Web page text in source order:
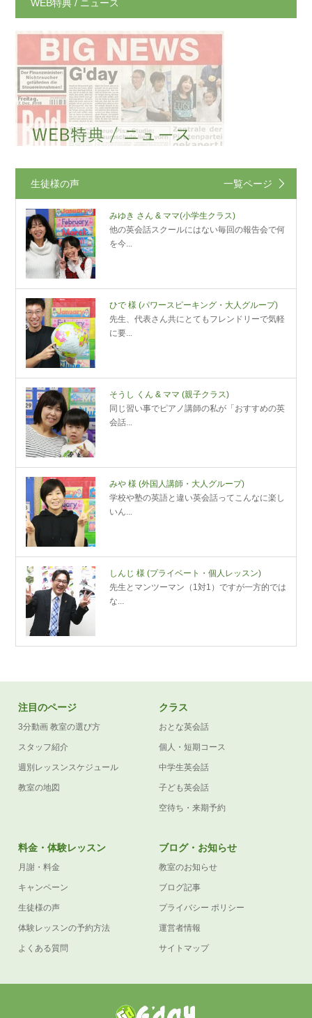
WEB特典 / ニュース
生徒様の声 一覧ページ
みゆき さん & ママ(小学生クラス)
他の英会話スクールにはない毎回の報告会で何
を今...
ひで 様 (パワースピーキング・大人グループ)
先生、代表さん共にとてもフレンドリーで気軽
に要...
そうし くん & ママ (親子クラス)
同じ習い事でピアノ講師の私が「おすすめの英
会話...
みや 様 (外国人講師・大人グループ)
学校や塾の英語と違い英会話ってこんなに楽し
いん...
しんじ 様 (プライベート・個人レッスン)
先生とマンツーマン（1対1）ですが一方的では
な...
注目のページ
3分動画 教室の選び方
スタッフ紹介
週別レッスンスケジュール
教室の地図
クラス
おとな英会話
個人・短期コース
中学生英会話
子ども英会話
空待ち・来期予約
料金・体験レッスン
月謝・料金
キャンペーン
生徒様の声
体験レッスンの予約方法
よくある質問
ブログ・お知らせ
教室のお知らせ
ブログ記事
プライバシー ポリシー
運営者情報
サイトマップ